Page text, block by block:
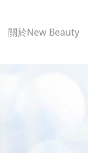
關於New Beauty